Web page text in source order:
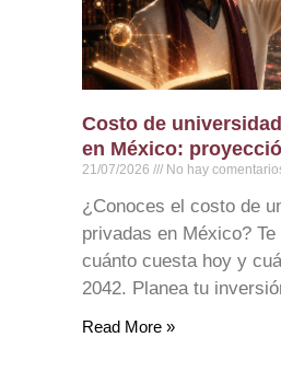
Costo de
en México:
21/07/2026 No hay
¿Conoces el costo de
privadas en México?
cuánto cuesta hoy y
2042. Planea tu
Read More »